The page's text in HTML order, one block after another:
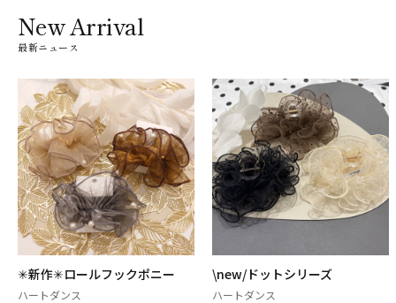
New Arrival
最新ニュース
✳新作✳ロールフックポニー
ハートダンス
\new/ドットシリーズ
ハートダンス